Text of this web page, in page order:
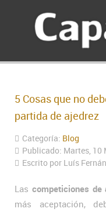
5 Cosas que no
partida de ajedrez
Categoría: Blog
Publicado: Martes, 10
Escrito por Luís
Las competiciones de
más aceptación,